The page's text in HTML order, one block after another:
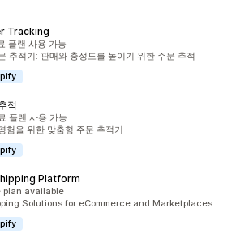
Tracking
플랜 사용 가능
추적기: 판매와 충성도를 높이기 위한 주문 추적
적
플랜 사용 가능
험을 위한 맞춤형 주문 추적기
Platform
plan available
Solutions for eCommerce and Marketplaces